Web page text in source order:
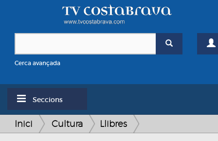
Cerca avançada
Seccions
Inici Cultura Llibres